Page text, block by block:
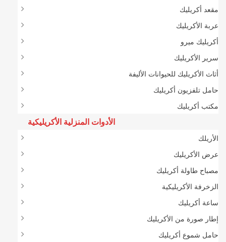
مقعد أكريليك
عربة الأكريليك
أكريليك ميرو
سرير الأكريليك
أثاث الأكريليك للحيوانات الأليفة
حامل تلفزيون أكريليك
مكتب أكريليك
الأدوات المنزلية الأكريليكية
الأريلك
عرض الأكريليك
مصباح طاولة أكريليك
الزخرفة الأكريليكية
ساعة أكريليك
إطار صورة من الأكريليك
حامل شموع أكريليك